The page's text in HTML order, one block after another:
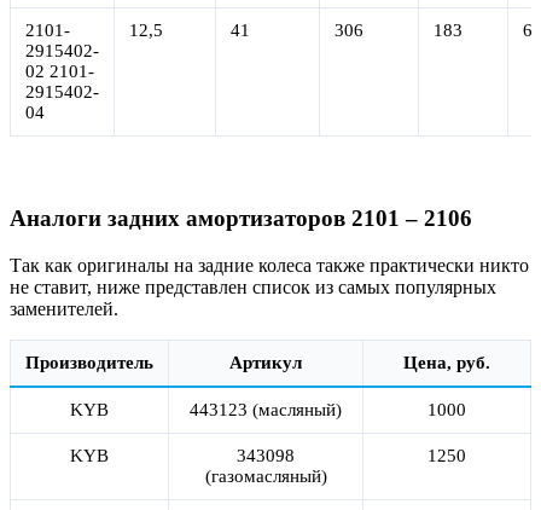
2101-
2915402-
02 2101-
2915402-
04
12,5 41 306 183
Аналоги задних амортизаторов 2101 – 2106
Так как оригиналы на задние колеса также практически никто
не ставит, ниже представлен список из самых популярных
заменителей.
Производитель Артикул Цена, руб.
KYB 443123 (масляный) 1000
KYB
343098
(газомасляный)
1250